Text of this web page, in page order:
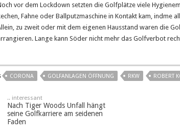
vor dem Lockdown setzten die Golfplätze viele
Fahne oder Ballputzmaschine in Kontakt kam, indme
zu zweit oder mit dem eigenen Hausstand waren die
Lange kann Söder nicht mehr das Golfverbot
CORONA GOLFANLAGEN ÖFFNUNG RKW ROBERT
.. interessant
Nach Tiger Woods Unfall hängt
seine Golfkarriere am seidenen
Faden